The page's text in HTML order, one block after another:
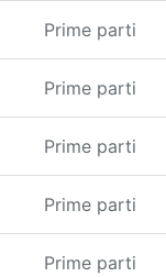
Prime parti
Prime parti
Prime parti
Prime parti
Prime parti